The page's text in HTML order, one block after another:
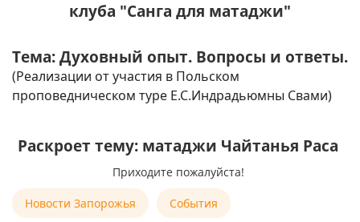
клуба "Санга для матаджи"
Тема: Духовный опыт. Вопросы и ответы.
(Реализации от участия в Польском
проповедническом туре Е.С.Индрадьюмны Свами)
Раскроет тему: матаджи Чайтанья Раса
Приходите пожалуйста!
Новости Запорожья События